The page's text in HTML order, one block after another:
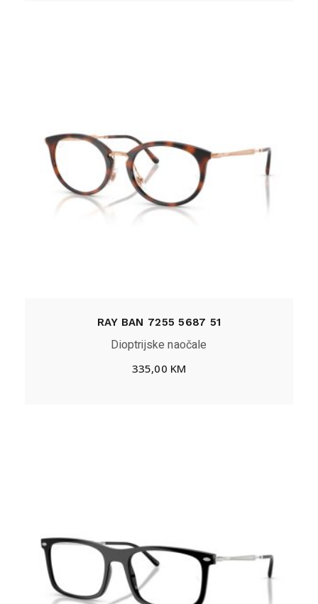
RAY BAN 7255 5687 51
Dioptrijske naočale
335,00 KM